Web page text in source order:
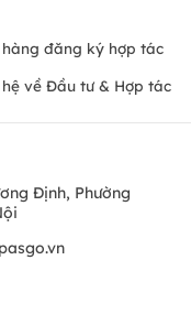
đăng ký hợp tác
hệ về Đầu tư & Hợp tác
Định, Phường